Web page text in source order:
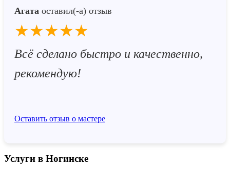
Агата оставил(-а) отзыв
★★★★★
Всё сделано быстро и качественно,
рекомендую!
Оставить отзыв о мастере
Услуги в Ногинске